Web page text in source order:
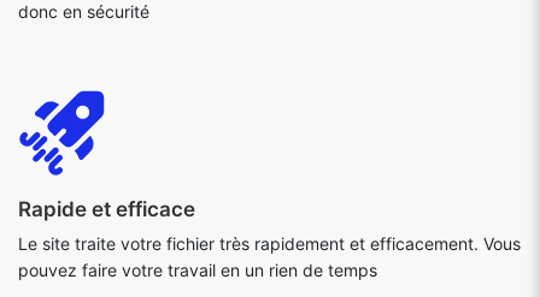
donc en sécurité
Rapide et efficace
Le site traite votre fichier très rapidement et efficacement. Vous
pouvez faire votre travail en un rien de temps